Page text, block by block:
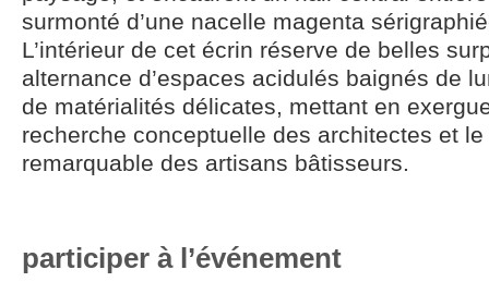
surmonté d’une nacelle magenta
L’intérieur de cet écrin réserve de belles
alternance d’espaces acidulés baignés de
de matérialités délicates, mettant en
recherche conceptuelle des architectes et
remarquable des artisans bâtisseurs.
participer à l’événement